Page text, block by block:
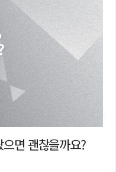
면 괜찮을까요?